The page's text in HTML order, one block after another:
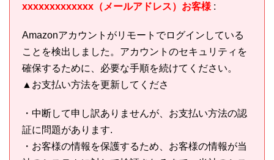
xxxxxxxxxxxxx（メールアドレス）お客様 :
Аmazonアカウントがリモートでログインしている
ことを検出しました。アカ​​ウントのセキュリティを
確保するために、必要な手順を続けてください。
▲お支払い方法を更新してくださ
・中断して申し訳ありませんが、お支払い方法の認
証に問題があります.
・お客様の情報を保護するため、お客様の情報が当